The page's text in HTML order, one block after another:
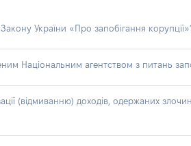
України «Про запобігання
Національним агентством з питань
(відмиванню) доходів, одержаних